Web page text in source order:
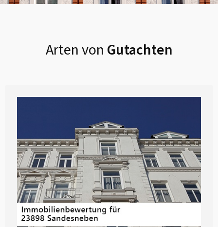
Arten von Gutachten